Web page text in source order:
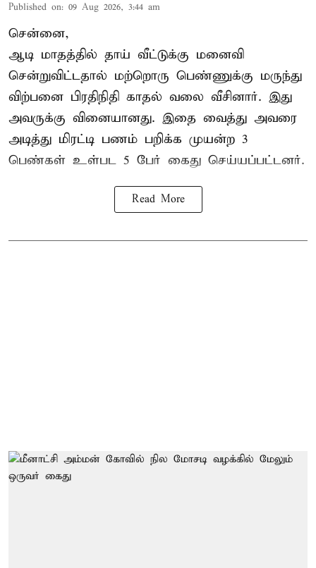
Published on: 09 Aug 2026, 3:44 am
சென்னை,
ஆடி மாதத்தில் தாய் வீட்டுக்கு மனைவி
சென்றுவிட்டதால் மற்றொரு பெண்ணுக்கு மருந்து
விற்பனை பிரதிநிதி காதல் வலை வீசினார். இது
அவருக்கு வினையானது. இதை வைத்து அவரை
அடித்து மிரட்டி பணம் பறிக்க முயன்ற 3
பெண்கள் உள்பட 5 பேர் கைது செய்யப்பட்டனர்.
Read More